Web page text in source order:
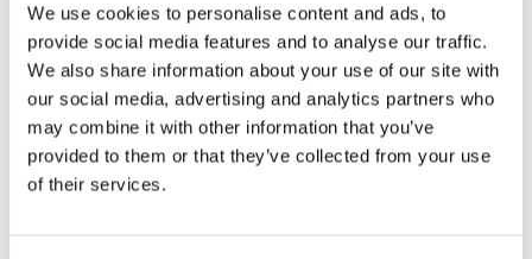
We use cookies to personalise content and ads, to
provide social media features and to analyse our traffic.
We also share information about your use of our site with
our social media, advertising and analytics partners who
may combine it with other information that you’ve
provided to them or that they’ve collected from your use
of their services.
Eckerö tyngs av höga
bränslekostnader men
frakten fortsätter växa